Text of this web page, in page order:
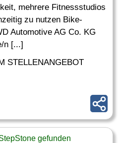
mehrere Fitnessstudios
zu nutzen Bike-
Automotive AG Co. KG
n [...]
STELLENANGEBOT
gefunden